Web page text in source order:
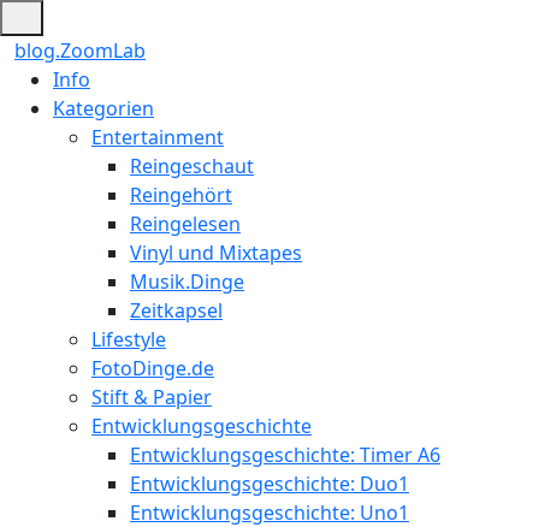
blog.ZoomLab
ZoomLab
//
Info
Kategorien
Entertainment
Reingeschaut
Reingehört
Reingelesen
Vinyl und Mixtapes
Musik.Dinge
Zeitkapsel
Lifestyle
FotoDinge.de
Stift & Papier
Entwicklungsgeschichte
Entwicklungsgeschichte: Timer A6
Entwicklungsgeschichte: Duo1
Entwicklungsgeschichte: Uno1